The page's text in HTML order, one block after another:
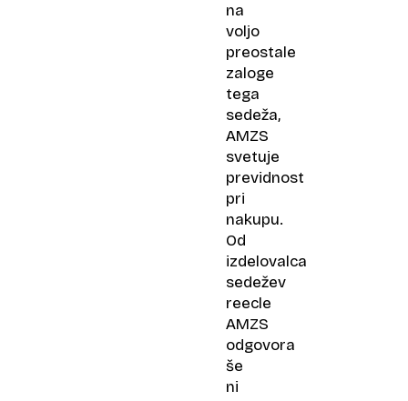
na
voljo
preostale
zaloge
tega
sedeža,
AMZS
svetuje
previdnost
pri
nakupu.
Od
izdelovalca
sedežev
reecle
AMZS
odgovora
še
ni